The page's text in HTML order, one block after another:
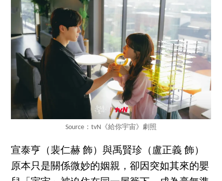
Source：tvN《給你宇宙》劇照
宣泰亨（裴仁赫 飾）與禹賢珍（盧正義 飾）
原本只是關係微妙的姻親，卻因突如其來的嬰